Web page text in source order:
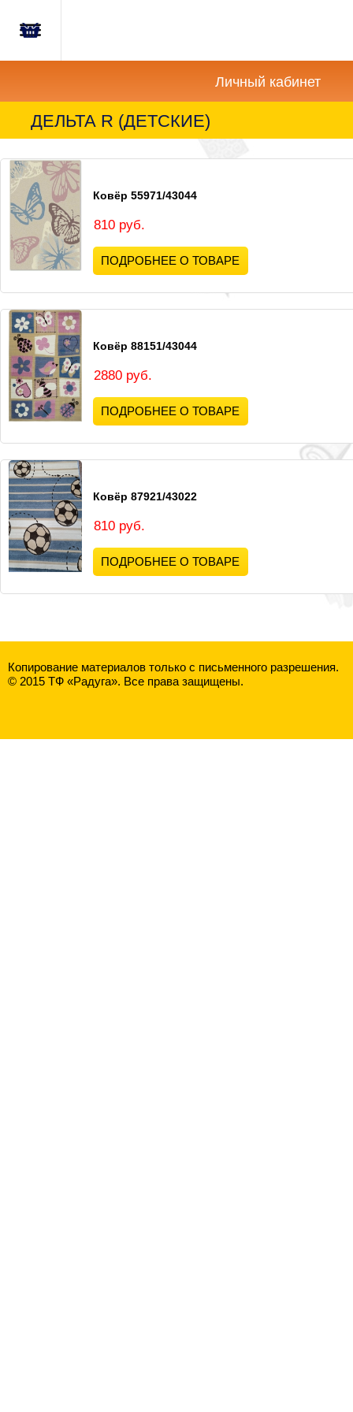
Главная
Новости
Акции
Как
купить?
Вопросы-
Отзывы
Контакты
Корзина
Личный кабинет
ДЕЛЬТА R (ДЕТСКИЕ)
Ковёр 55971/43044
810 руб.
ПОДРОБНЕЕ О ТОВАРЕ
Ковёр 88151/43044
2880 руб.
ПОДРОБНЕЕ О ТОВАРЕ
Ковёр 87921/43022
810 руб.
ПОДРОБНЕЕ О ТОВАРЕ
Копирование материалов только с письменного разрешения.
© 2015 ТФ «Радуга». Все права защищены.